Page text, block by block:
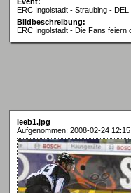
ERC Ingolstadt - Straubing - DEL
Bildbeschreibung:
ERC Ingolstadt - Die Fans feiern
leeb1.jpg
Aufgenommen: 2008-02-24